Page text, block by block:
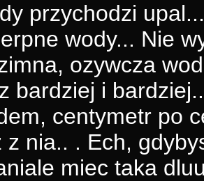
przychodzi
wody... Nie
ozywcza
bardziej i
centymetr po
z nia.. . Ech,
miec taka